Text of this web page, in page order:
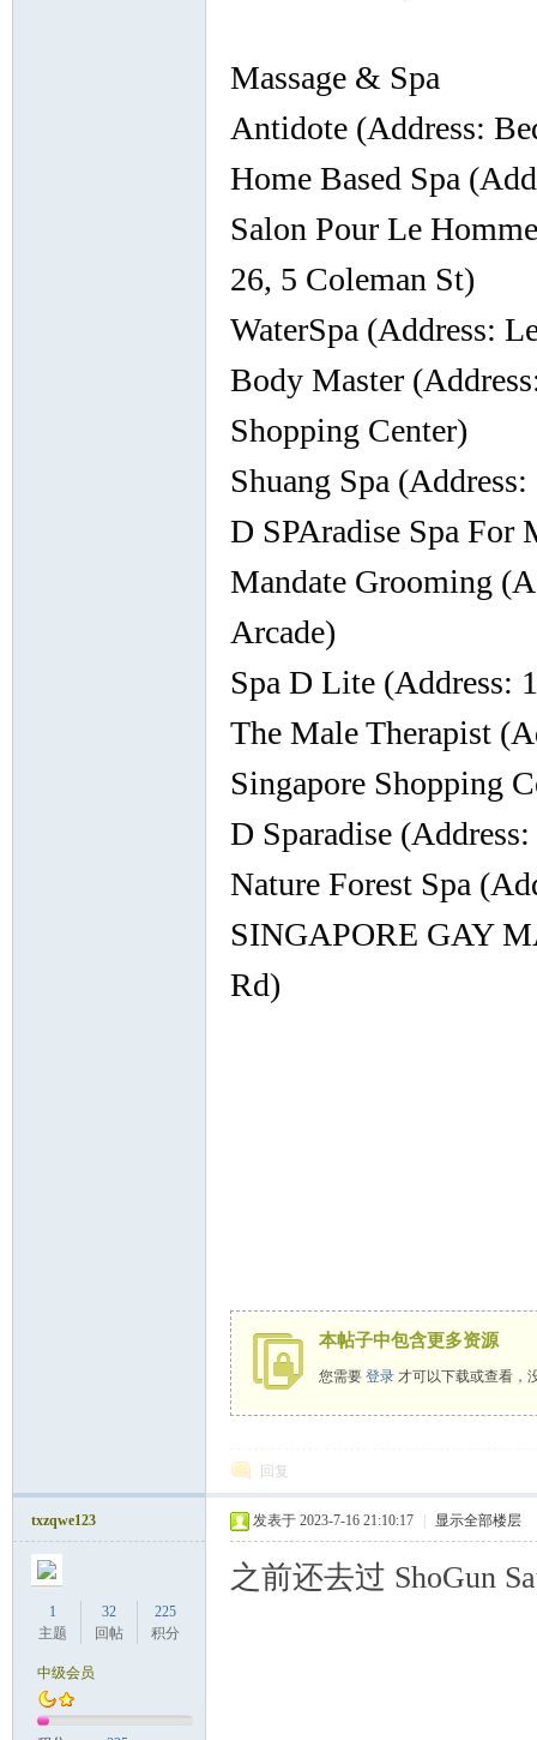
Massage & Spa
Antidote (Address:
Home Based Spa
Salon Pour Le
26, 5 Coleman St)
WaterSpa (Address:
Body Master
Shopping Center)
Shuang Spa
D SPAradise Spa For
Mandate Grooming
Arcade)
Spa D Lite (Address:
The Male Therapist
Singapore Shopping
D Sparadise
Nature Forest Spa
SINGAPORE GAY
Rd)
本帖子中包含更多资源
您需要 登录才可以下载或查看，
回复
txzqwe123
1
主题
32
回帖
225
积分
中级会员
发表于 2023-7-16 21:10:17 显示全部楼层
之前还去过 ShoGun